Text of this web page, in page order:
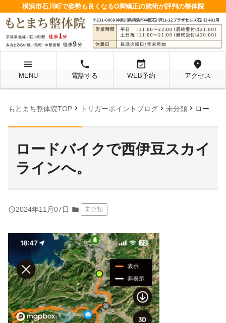
横浜市石川町で姿勢も良くなるO脚矯正の施術が評判の整体院
menu
MENU
local_phone
電話する
event_available
WEB予約
location_on
アクセス
もとまち整体院TOP chevron_right トリガーポイントブログ chevron_right 未分類 chevron_right ロードバイクで西伊豆スカイラインへ。
ロードバイクで西伊豆スカイ
ラインへ。
query_builder2024年11月07日 folder 未分類